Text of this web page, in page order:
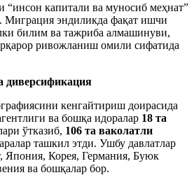
“инсон капитали ва муносиб меҳнат”
Миграция эндиликда фақат ишчи
билим ва тажриба алмашинуви,
ривожланиш омили сифатида
диверсификация
кенгайтириш доирасида
ва бошқа идоралар 18 та
ўтказиб, 106 та ваколатли
ташкил этди. Ушбу давлатлар
Япония, Корея, Германия, Буюк
ва бошқалар бор.